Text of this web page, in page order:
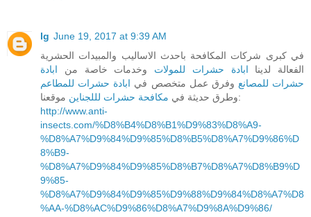
lg June 19, 2017 at 9:39 AM
في كبرى شركات المكافحة باحدث الاساليب والمبيدات الحشرية
الفعالة لدينا ابادة حشرات للمولات وخدمات خاصة من ابادة
حشرات للمصانع وفرق عمل متخصص في ابادة حشرات للمطاعم
وطرق حديثة في مكافحة حشرات لللجناين
موقعنا:
http://www.anti-
insects.com/%D8%B4%D8%B1%D9%83%D8%A9-
%D8%A7%D9%84%D9%85%D8%B5%D8%A7%D9%86%D
8%B9-
%D8%A7%D9%84%D9%85%D8%B7%D8%A7%D8%B9%D
9%85-
%D8%A7%D9%84%D9%85%D9%88%D9%84%D8%A7%D8
%AA-%D8%AC%D9%86%D8%A7%D9%8A%D9%86/